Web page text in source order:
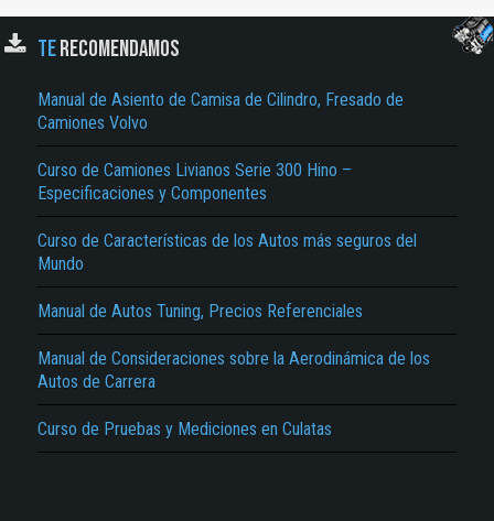
TERECOMENDAMOS
Manual de Asiento de Camisa de Cilindro, Fresado de
Camiones Volvo
Curso de Camiones Livianos Serie 300 Hino –
Especificaciones y Componentes
Curso de Características de los Autos más seguros del
Mundo
Manual de Autos Tuning, Precios Referenciales
Manual de Consideraciones sobre la Aerodinámica de los
Autos de Carrera
Curso de Pruebas y Mediciones en Culatas
El Título es incorrecto según el contenido.
No carga o no se visualiza el contenido.